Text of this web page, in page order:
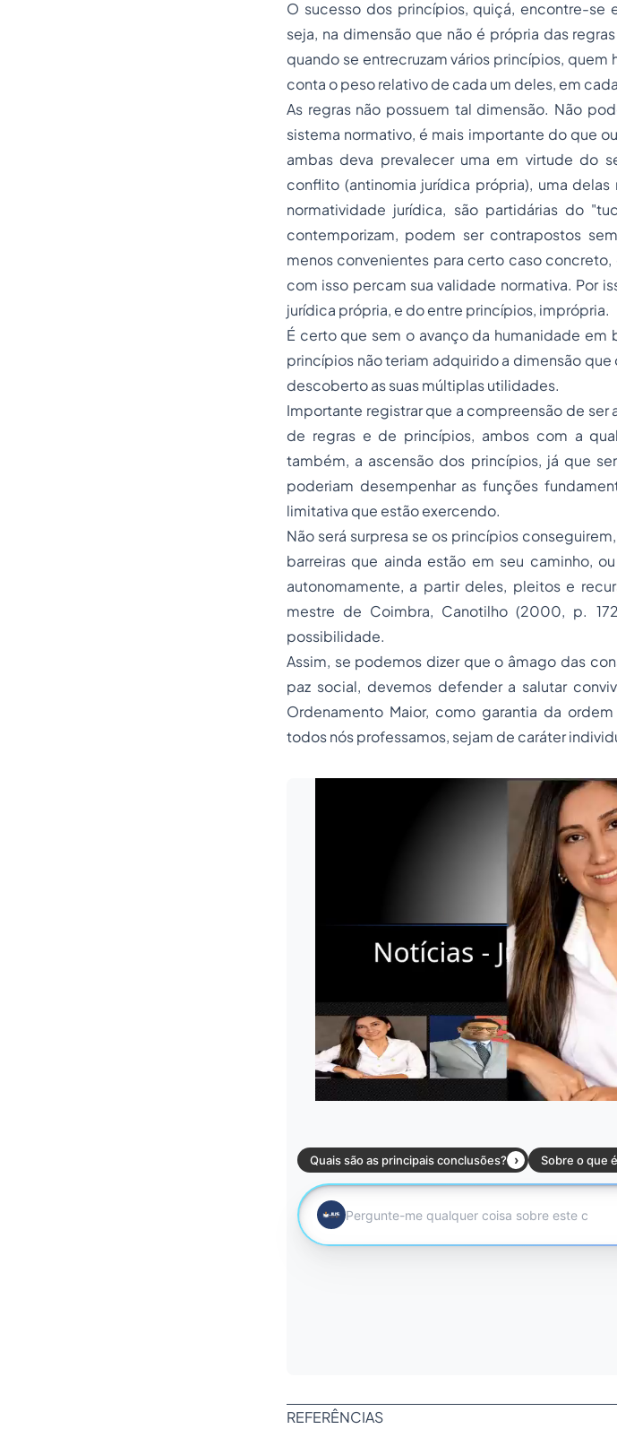
O sucesso dos princípios, quiçá, encontre-se
seja, na dimensão que não é própria das
quando se entrecruzam vários princípios,
conta o peso relativo de cada um deles, em
As regras não possuem tal dimensão. Não
sistema normativo, é mais importante do que
ambas deva prevalecer uma em virtude do
conflito (antinomia jurídica própria), uma
normatividade jurídica, são partidárias do
contemporizam, podem ser contrapostos
menos convenientes para certo caso
com isso percam sua validade normativa. Por
jurídica própria, e do entre princípios, imprópria.
É certo que sem o avanço da humanidade
princípios não teriam adquirido a dimensão
descoberto as suas múltiplas utilidades.
Importante registrar que a compreensão de
de regras e de princípios, ambos com a
também, a ascensão dos princípios, já que
poderiam desempenhar as funções
limitativa que estão exercendo.
Não será surpresa se os princípios
barreiras que ainda estão em seu caminho,
autonomamente, a partir deles, pleitos e
mestre de Coimbra, Canotilho (2000, p.
possibilidade.
Assim, se podemos dizer que o âmago das
paz social, devemos defender a salutar
Ordenamento Maior, como garantia da
todos nós professamos, sejam de caráter
REFERÊNCIAS